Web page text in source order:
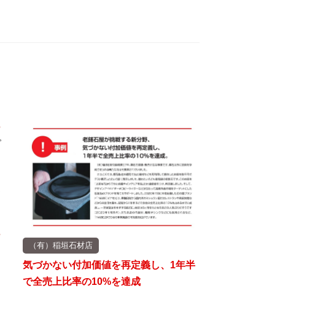
（有）稲垣石材店
気づかない付加価値を再定義し、1年半
で全売上比率の10%を達成